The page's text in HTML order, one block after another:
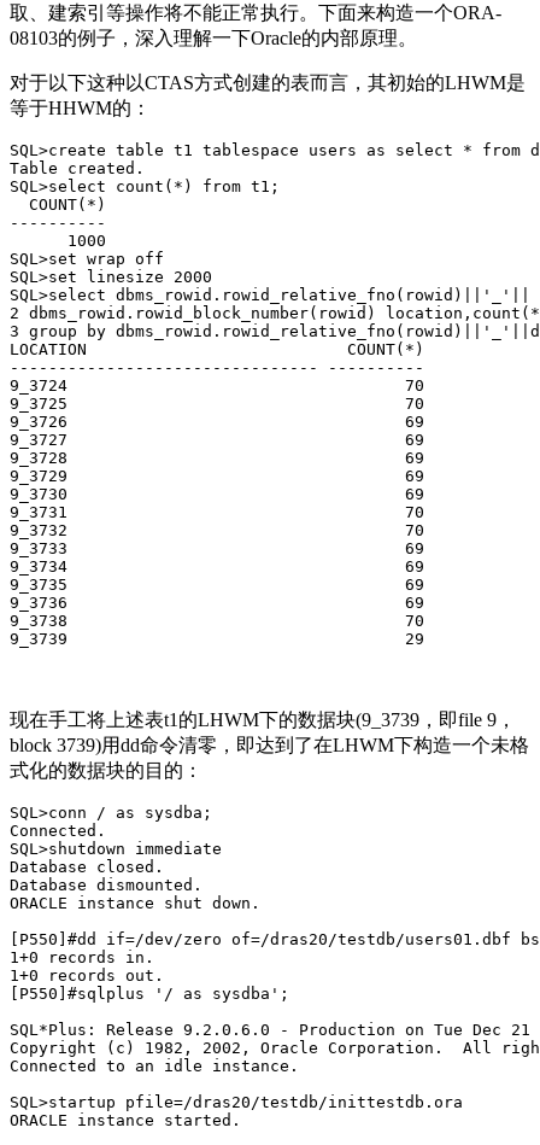
取、建索引等操作将不能正常执行。下面来构造一个ORA-
08103的例子，深入理解一下Oracle的内部原理。
对于以下这种以CTAS方式创建的表而言，其初始的LHWM是
等于HHWM的：
SQL>create table t1 tablespace users as select * from
Table created.
SQL>select count(*) from t1;
COUNT(*)
----------
1000
SQL>set wrap off
SQL>set linesize 2000
SQL>select dbms_rowid.rowid_relative_fno(rowid)||'_'||
2 dbms_rowid.rowid_block_number(rowid)
3 group by
LOCATION                           COUNT(*)
-------------------------------- ----------
9_3724                                   70
9_3725                                   70
9_3726                                   69
9_3727                                   69
9_3728                                   69
9_3729                                   69
9_3730                                   69
9_3731                                   70
9_3732                                   70
9_3733                                   69
9_3734                                   69
9_3735                                   69
9_3736                                   69
9_3738                                   70
9_3739                                   29
现在手工将上述表t1的LHWM下的数据块(9_3739，即file 9，
block 3739)用dd命令清零，即达到了在LHWM下构造一个未格
式化的数据块的目的：
SQL>conn / as sysdba;
Connected.
SQL>shutdown immediate
Database closed.
Database dismounted.
ORACLE instance shut down.
[P550]#dd if=/dev/zero of=/dras20/testdb/users01.dbf
1+0 records in.
1+0 records out.
[P550]#sqlplus '/ as sysdba';
SQL*Plus: Release 9.2.0.6.0 - Production on Tue Dec 21
Copyright (c) 1982, 2002, Oracle Corporation.  All
Connected to an idle instance.
SQL>startup pfile=/dras20/testdb/inittestdb.ora
ORACLE instance started.